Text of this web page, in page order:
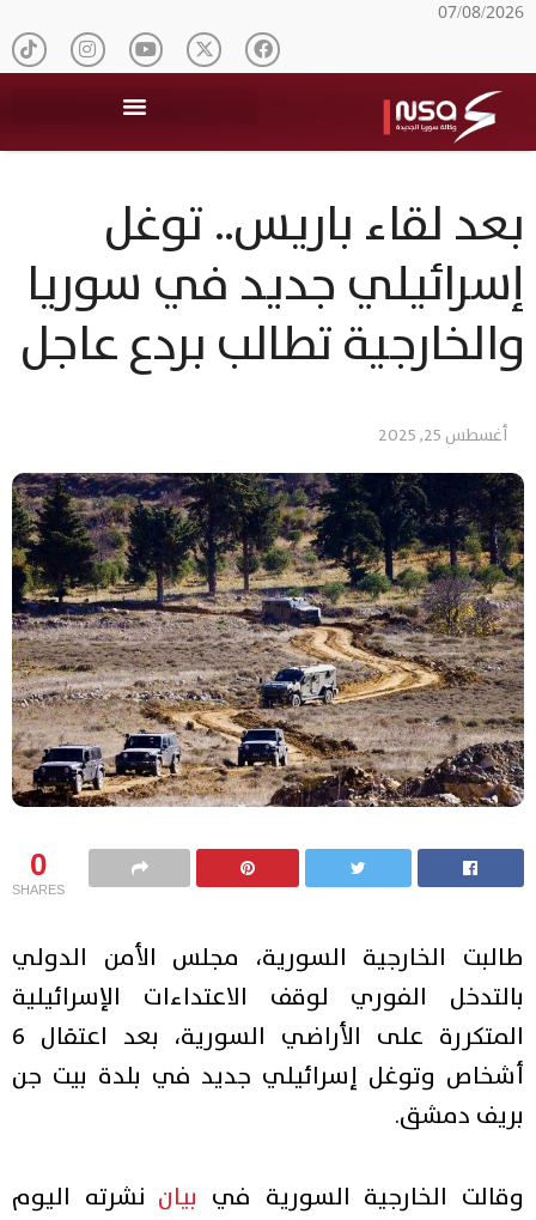
07/08/2026
بعد لقاء باريس.. توغل
إسرائيلي جديد في سوريا
والخارجية تطالب بردع عاجل
أغسطس 25, 2025
0
SHARES
طالبت الخارجية السورية، مجلس الأمن الدولي
بالتدخل الفوري لوقف الاعتداءات الإسرائيلية
المتكررة على الأراضي السورية، بعد اعتقال 6
أشخاص وتوغل إسرائيلي جديد في بلدة بيت جن
بريف دمشق.
وقالت الخارجية السورية في بيان نشرته اليوم